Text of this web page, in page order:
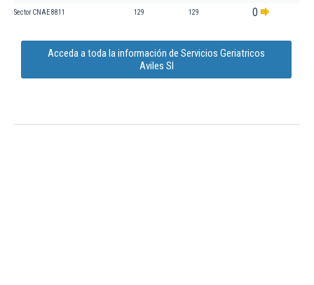
Sector CNAE 8811 129 129 0
Acceda a toda la información de Servicios Geriatricos
Aviles Sl